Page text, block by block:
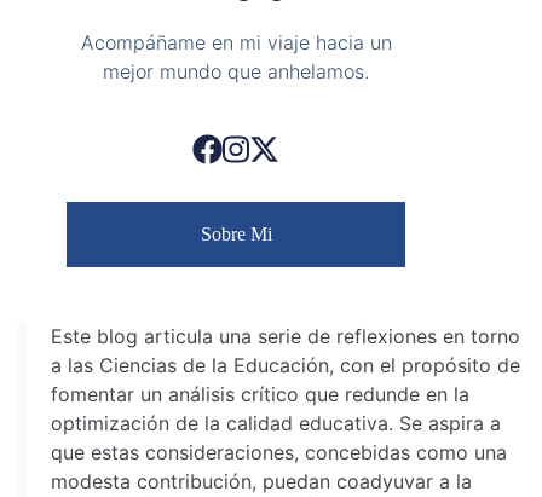
Acompáñame en mi viaje hacia un
mejor mundo que anhelamos.
Sobre Mi
Este blog articula una serie de reflexiones en torno
a las Ciencias de la Educación, con el propósito de
fomentar un análisis crítico que redunde en la
optimización de la calidad educativa. Se aspira a
que estas consideraciones, concebidas como una
modesta contribución, puedan coadyuvar a la